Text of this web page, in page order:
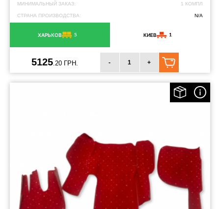
МИНИМАЛЬНЫЙ ЗАКАЗ: 1 КОМПЛ
СТРАНА ПРОИЗВОДСТВА: N/A
ХАРЬКОВ 5 КИЕВ 1
5125 .20 ГРН. - +